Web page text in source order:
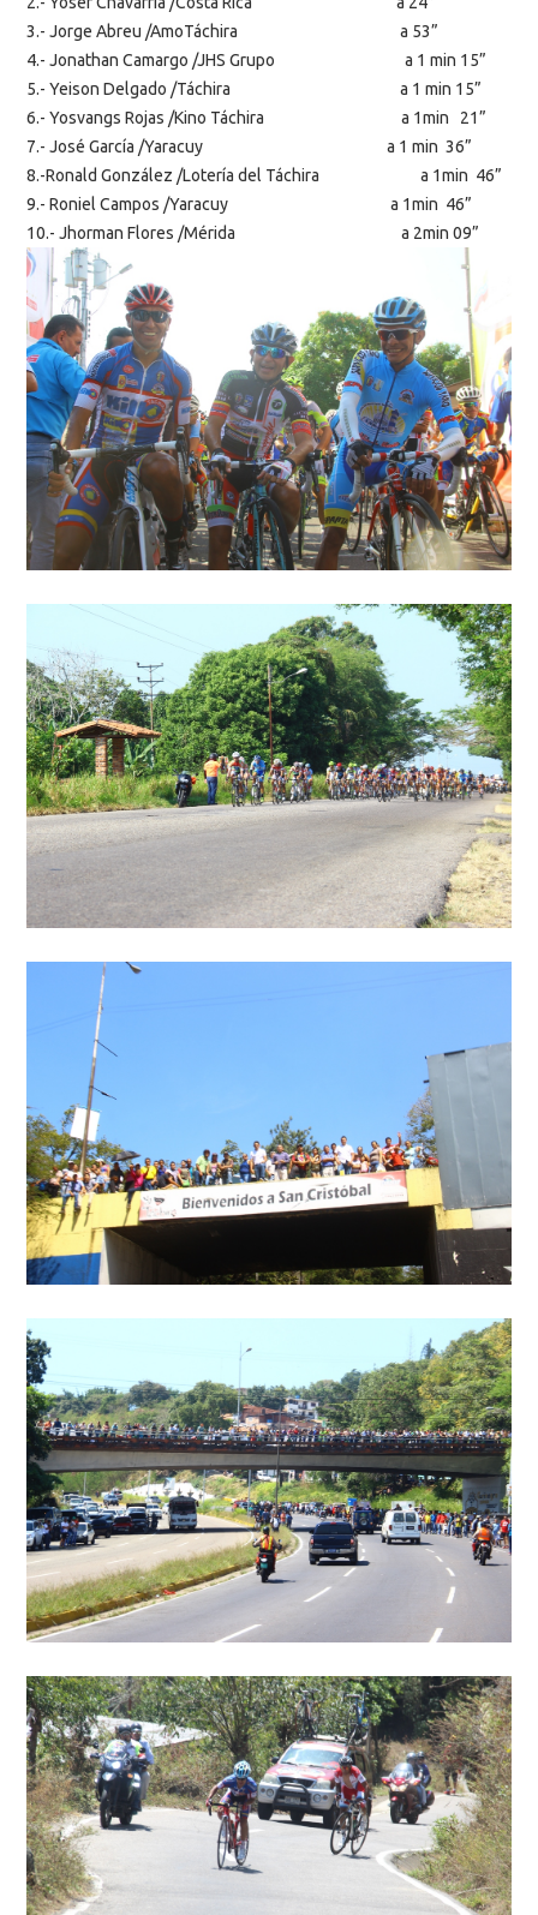
3.- Jorge Abreu /AmoTáchira a 53”
4.- Jonathan Camargo /JHS Grupo a 1 min 15”
5.- Yeison Delgado /Táchira a 1 min 15”
6.- Yosvangs Rojas /Kino Táchira a 1min 21”
7.- José García /Yaracuy a 1 min 36”
8.-Ronald González /Lotería del Táchira a 1min 46”
9.- Roniel Campos /Yaracuy a 1min 46”
10.- Jhorman Flores /Mérida a 2min 09”